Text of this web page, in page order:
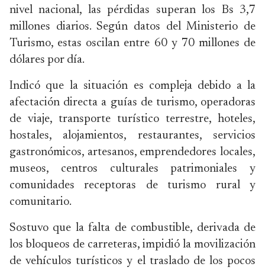
nivel nacional, las pérdidas superan los Bs 3,7
millones diarios. Según datos del Ministerio de
Turismo, estas oscilan entre 60 y 70 millones de
dólares por día.
Indicó que la situación es compleja debido a la
afectación directa a guías de turismo, operadoras
de viaje, transporte turístico terrestre, hoteles,
hostales, alojamientos, restaurantes, servicios
gastronómicos, artesanos, emprendedores locales,
museos, centros culturales patrimoniales y
comunidades receptoras de turismo rural y
comunitario.
Sostuvo que la falta de combustible, derivada de
los bloqueos de carreteras, impidió la movilización
de vehículos turísticos y el traslado de los pocos